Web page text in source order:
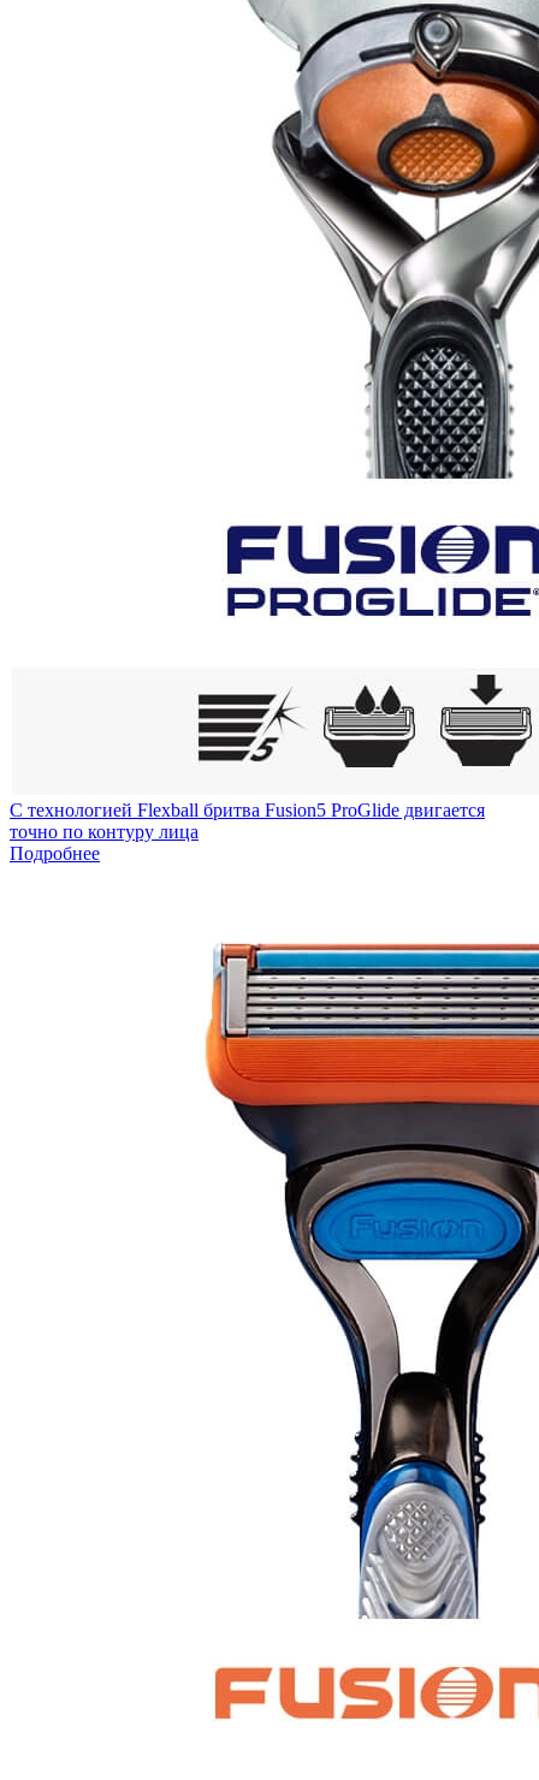
С технологией Flexball бритва Fusion5 ProGlide двигается
точно по контуру лица
Подробнее